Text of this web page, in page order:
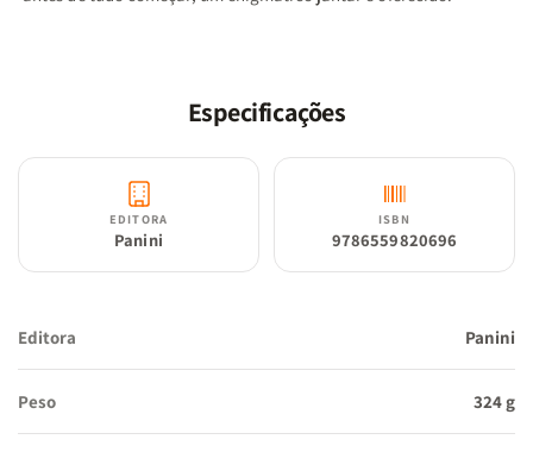
Especificações
EDITORA
Panini
ISBN
9786559820696
Editora Panini
Peso 324 g